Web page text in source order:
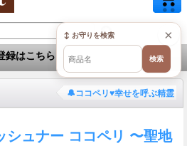
録はこちら お問い合せ
🔔ココペリ♥幸せを呼ぶ精霊
シュナー ココペリ 〜聖地
×
↕ お守りを検索
検索